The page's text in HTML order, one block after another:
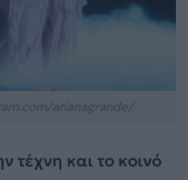
τέχνη και το κοινό